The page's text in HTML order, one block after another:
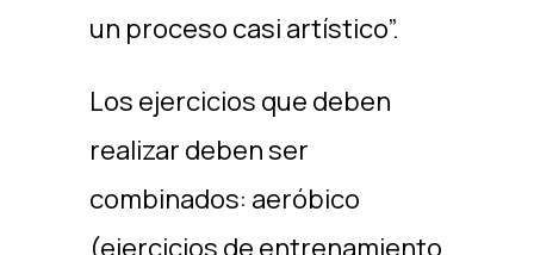
un proceso casi artístico”.
Los ejercicios que deben
realizar deben ser
combinados: aeróbico